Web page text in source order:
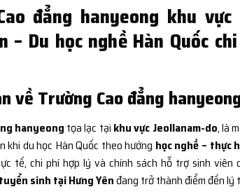
đẳng hanyeong khu
– Du học nghề Hàn Quốc
về Trường Cao đẳng
hanyeong tọa lạc tại khu vực Jeollanam-do, là
khi du học Hàn Quốc theo hướng học nghề – thực
tế, chi phí hợp lý và chính sách hỗ trợ sinh viên
sinh tại Hưng Yênđang trở thành điểm đến lý